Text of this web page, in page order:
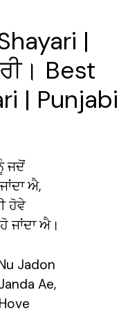
|
Best
| Punjabi
ਜਦੋਂ
ਐ,
ਹੋਵੇ
ਜਾਂਦਾ ਐ।
Jadon
Ae,